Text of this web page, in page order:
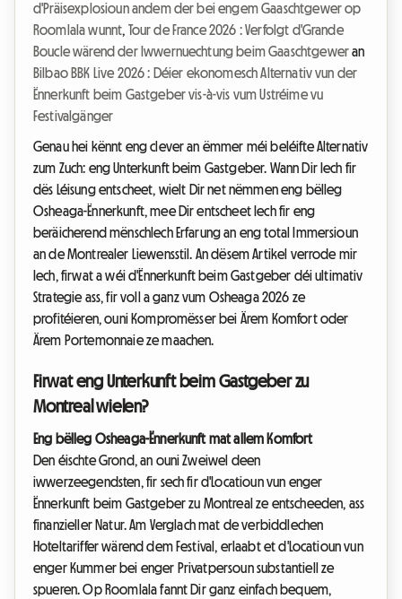
d'Präisexplosioun andem der bei engem Gaaschtgewer op
Roomlala wunnt, Tour de France 2026 : Verfolgt d'Grande
Boucle wärend der Iwwernuechtung beim Gaaschtgeweran
Bilbao BBK Live 2026 : Déier ekonomesch Alternativ vun der
Ënnerkunft beim Gastgeber vis-à-vis vum Ustréime vu
Festivalgänger
Genau hei kënnt eng clever an ëmmer méi beléifte Alternativ
zum Zuch: eng Unterkunft beim Gastgeber. Wann Dir Iech fir
dës Léisung entscheet, wielt Dir net nëmmen eng bëlleg
Osheaga-Ënnerkunft, mee Dir entscheet Iech fir eng
beräicherend mënschlech Erfarung an eng total Immersioun
an de Montrealer Liewensstil. An dësem Artikel verrode mir
Iech, firwat a wéi d'Ënnerkunft beim Gastgeber déi ultimativ
Strategie ass, fir voll a ganz vum Osheaga 2026 ze
profitéieren, ouni Kompromësser bei Ärem Komfort oder
Ärem Portemonnaie ze maachen.
Firwat eng Unterkunft beim Gastgeber zu
Montreal wielen?
Eng bëlleg Osheaga-Ënnerkunft mat allem Komfort
Den éischte Grond, an ouni Zweiwel deen
iwwerzeegendsten, fir sech fir d'Locatioun vun enger
Ënnerkunft beim Gastgeber zu Montreal ze entscheeden, ass
finanzieller Natur. Am Verglach mat de verbiddlechen
Hoteltariffer wärend dem Festival, erlaabt et d'Locatioun vun
enger Kummer bei enger Privatpersoun substantiell ze
spueren. Op Roomlala fannt Dir ganz einfach bequem,